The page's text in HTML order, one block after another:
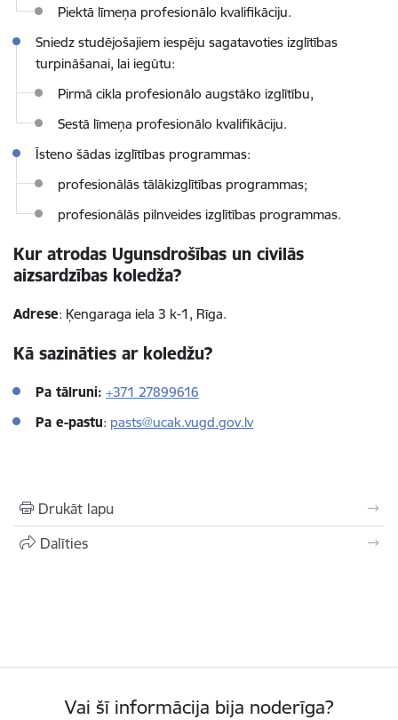
Piektā līmeņa profesionālo kvalifikāciju.
Sniedz studējošajiem iespēju sagatavoties izglītības
turpināšanai, lai iegūtu:
Pirmā cikla profesionālo augstāko izglītību,
Sestā līmeņa profesionālo kvalifikāciju.
Īsteno šādas izglītības programmas:
profesionālās tālākizglītības programmas;
profesionālās pilnveides izglītības programmas.
Kur atrodas Ugunsdrošības un civilās
aizsardzības koledža?
Adrese: Ķengaraga iela 3 k-1, Rīga.
Kā sazināties ar koledžu?
Pa tālruni: +371 27899616
Pa e-pastu: pasts@ucak.vugd.gov.lv
Drukāt lapu
Dalīties
Vai šī informācija bija noderīga?